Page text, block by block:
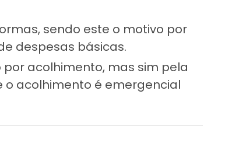
sendo este o motivo por
despesas básicas.
acolhimento, mas sim pela
o acolhimento é emergencial